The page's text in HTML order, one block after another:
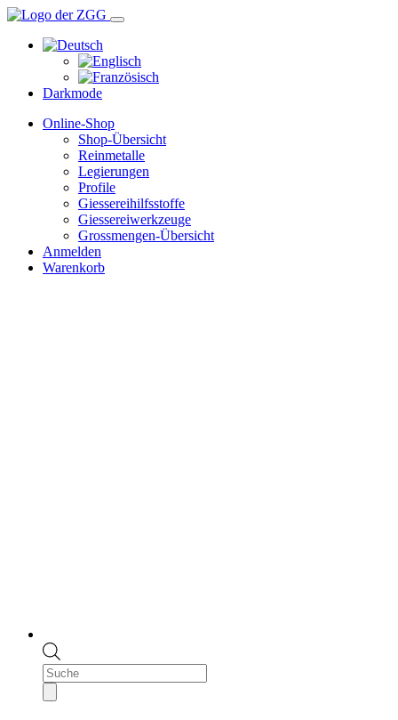
Darkmode
Online-Shop
Shop-Übersicht
Reinmetalle
Legierungen
Profile
Giessereihilfsstoffe
Giessereiwerkzeuge
Grossmengen-Übersicht
Anmelden
Warenkorb
Products
search